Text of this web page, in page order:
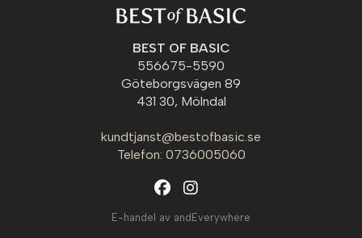
BEST OF BASIC
556675-5590
Göteborgsvägen 89
431 30, Mölndal
kundtjanst@bestofbasic.se
Telefon: 0736005060
E-handel av andEverywhere